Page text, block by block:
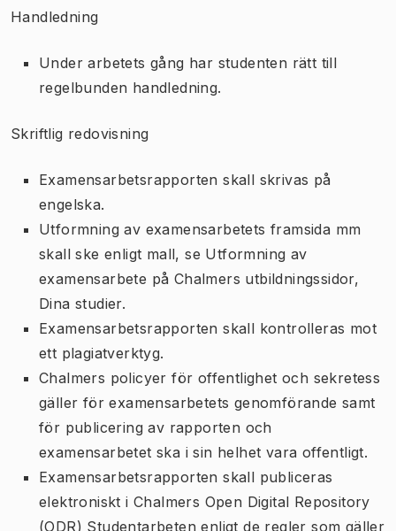
Handledning
Under arbetets gång har studenten rätt till
regelbunden handledning.
Skriftlig redovisning
Examensarbetsrapporten skall skrivas på
engelska.
Utformning av examensarbetets framsida mm
skall ske enligt mall, se Utformning av
examensarbete på Chalmers utbildningssidor,
Dina studier.
Examensarbetsrapporten skall kontrolleras mot
ett plagiatverktyg.
Chalmers policyer för offentlighet och sekretess
gäller för examensarbetets genomförande samt
för publicering av rapporten och
examensarbetet ska i sin helhet vara offentligt.
Examensarbetsrapporten skall publiceras
elektroniskt i Chalmers Open Digital Repository
(ODR) Studentarbeten enligt de regler som gäller